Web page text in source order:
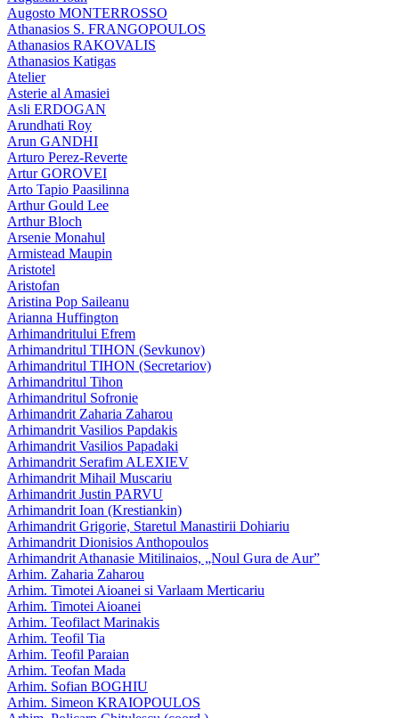
Augosto MONTERROSSO
Athanasios S. FRANGOPOULOS
Athanasios RAKOVALIS
Athanasios Katigas
Atelier
Asterie al Amasiei
Asli ERDOGAN
Arundhati Roy
Arun GANDHI
Arturo Perez-Reverte
Artur GOROVEI
Arto Tapio Paasilinna
Arthur Gould Lee
Arthur Bloch
Arsenie Monahul
Armistead Maupin
Aristotel
Aristofan
Aristina Pop Saileanu
Arianna Huffington
Arhimandritului Efrem
Arhimandritul TIHON (Sevkunov)
Arhimandritul TIHON (Secretariov)
Arhimandritul Tihon
Arhimandritul Sofronie
Arhimandrit Zaharia Zaharou
Arhimandrit Vasilios Papdakis
Arhimandrit Vasilios Papadaki
Arhimandrit Serafim ALEXIEV
Arhimandrit Mihail Muscariu
Arhimandrit Justin PARVU
Arhimandrit Ioan (Krestiankin)
Arhimandrit Grigorie, Staretul Manastirii Dohiariu
Arhimandrit Dionisios Anthopoulos
Arhimandrit Athanasie Mitilinaios, „Noul Gura de Aur”
Arhim. Zaharia Zaharou
Arhim. Timotei Aioanei si Varlaam Merticariu
Arhim. Timotei Aioanei
Arhim. Teofilact Marinakis
Arhim. Teofil Tia
Arhim. Teofil Paraian
Arhim. Teofan Mada
Arhim. Sofian BOGHIU
Arhim. Simeon KRAIOPOULOS